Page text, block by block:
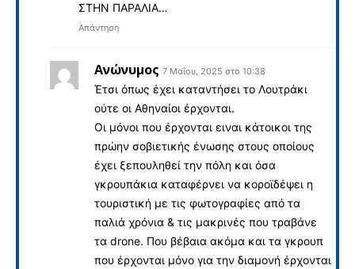
ΣΤΗΝ ΠΑΡΑΛΙΑ…
Απάντηση
Ανώνυμος 7 Μαΐου, 2025 στο 10:38
Έτσι όπως έχει καταντήσει το Λουτράκι
ούτε οι Αθηναίοι έρχονται.
Οι μόνοι που έρχονται ειναι κάτοικοι της
πρώην σοβιετικής ένωσης στους οποίους
έχει ξεπουληθεί την πόλη και όσα
γκρουπάκια καταφέρνει να κοροϊδέψει η
τουριστική με τις φωτογραφίες από τα
παλιά χρόνια & τις μακρινές που τραβάνε
τα drone. Που βέβαια ακόμα και τα γκρουπ
που έρχονται μόνο για την διαμονή έρχονται